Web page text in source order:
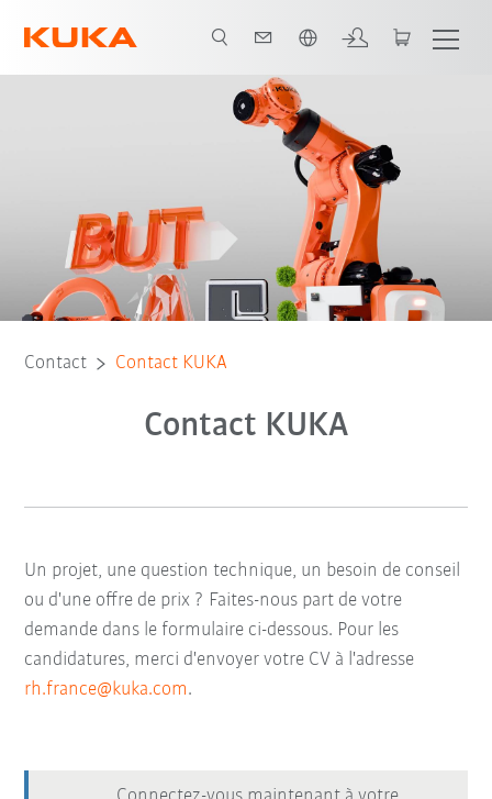
Contact Contact KUKA
Contact KUKA
Un projet, une question technique, un besoin de conseil
ou d'une offre de prix ? Faites-nous part de votre
demande dans le formulaire ci-dessous. Pour les
candidatures, merci d'envoyer votre CV à l'adresse
rh.france@kuka.com.